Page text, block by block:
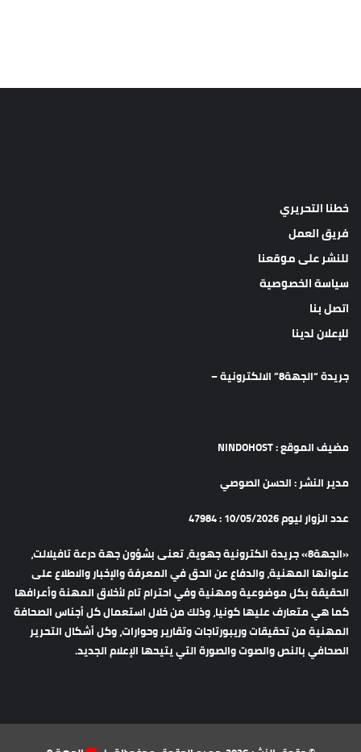
خطنا التحريري
فريق العمل
للنشر على موقعنا
سياسة الخصوصية
اتصل بنا
للإعلان لدينا
جريدة “الجهة8” الالكترونية –
مضيف الموقع : NINDOHOST
مدير النشر : الحسن الصوصي
عدد الزوار ليوم 10/05/2026 : 47984
«الجهة8» جريدة الكترونية جهوية، تعنى بشؤون جهة درعة تافيلالت،
عنوانها المهنية، والدفاع عن الحق في المعرفة والإخبار والاطلاع على
الحقيقة بكل موضوعية ومهنية وفي احترام تام لأخلاق المهنة وأعرافها
كما هي متعارف عليها كونيا، وذلك من خلال استعمال كل أجناس الصحافة
المهنية من تحقيقات وريبورتاجات وتقارير وحوارات، وكل أشكال التحرير
الصحافي بالنص والصوت والصورة التي يتيحها الإعلام الجديد.